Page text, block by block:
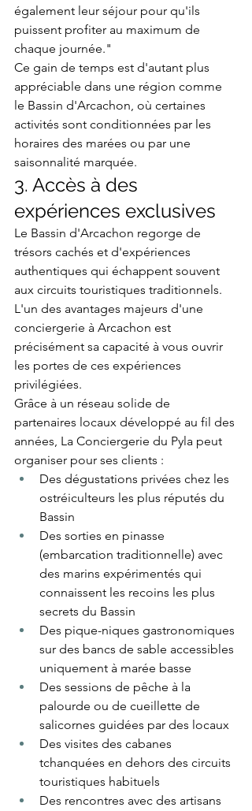
également leur séjour pour qu'ils
puissent profiter au maximum de
chaque journée."
Ce gain de temps est d'autant plus
appréciable dans une région comme
le Bassin d'Arcachon, où certaines
activités sont conditionnées par les
horaires des marées ou par une
saisonnalité marquée.
3. Accès à des
expériences exclusives
Le Bassin d'Arcachon regorge de
trésors cachés et d'expériences
authentiques qui échappent souvent
aux circuits touristiques traditionnels.
L'un des avantages majeurs d'une
conciergerie à Arcachon est
précisément sa capacité à vous ouvrir
les portes de ces expériences
privilégiées.
Grâce à un réseau solide de
partenaires locaux développé au fil des
années, La Conciergerie du Pyla peut
organiser pour ses clients :
Des dégustations privées chez les
ostréiculteurs les plus réputés du
Bassin
Des sorties en pinasse
(embarcation traditionnelle) avec
des marins expérimentés qui
connaissent les recoins les plus
secrets du Bassin
Des pique-niques gastronomiques
sur des bancs de sable accessibles
uniquement à marée basse
Des sessions de pêche à la
palourde ou de cueillette de
salicornes guidées par des locaux
Des visites des cabanes
tchanquées en dehors des circuits
touristiques habituels
Des rencontres avec des artisans